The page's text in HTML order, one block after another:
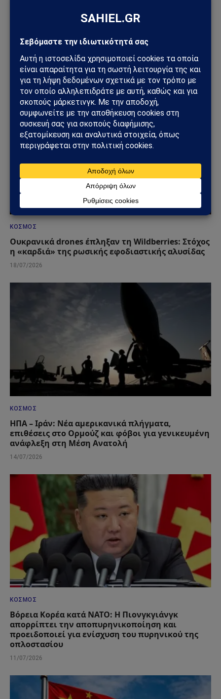
Μέση Ανατολή – Η Σαουδική Αραβία στο
επίκεντρο των επιθέσεων
25/07/2026
ΚΌΣΜΟΣ
Ουκρανικά drones έπληξαν τη Wildberries: Στόχος
η «καρδιά» της ρωσικής εφοδιαστικής αλυσίδας
18/07/2026
ΚΌΣΜΟΣ
ΗΠΑ – Ιράν: Νέα αμερικανικά πλήγματα,
επιθέσεις στο Ορμούζ και φόβοι για γενικευμένη
ανάφλεξη στη Μέση Ανατολή
14/07/2026
ΚΌΣΜΟΣ
Βόρεια Κορέα κατά ΝΑΤΟ: Η Πιονγκγιάνγκ
απορρίπτει την αποπυρηνικοποίηση και
προειδοποιεί για ενίσχυση του πυρηνικού της
οπλοστασίου
11/07/2026